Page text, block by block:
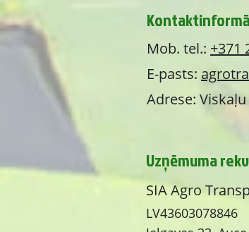
Mob. tel.: +371
E-pasts:
Adrese: Viskaļu
Uzņēmuma
SIA Agro
LV43603078846